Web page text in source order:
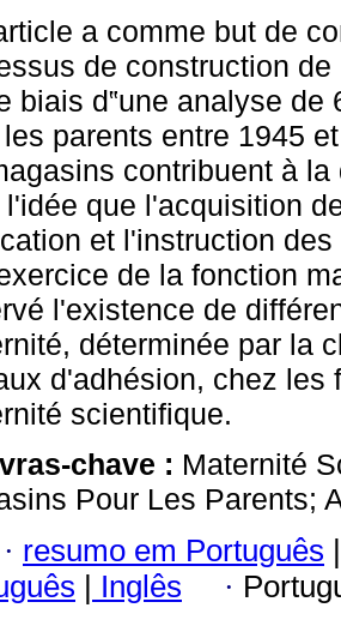
a comme but de
de construction
biais d‟une analyse
parents entre 1945
contribuent à
l'idée que l'acquisition
et l'instruction
de la fonction
l'existence de
déterminée par la
d'adhésion, chez les
scientifique.
chave : Maternité
Pour Les Parents;
· resumo em Português |
| Inglês ·